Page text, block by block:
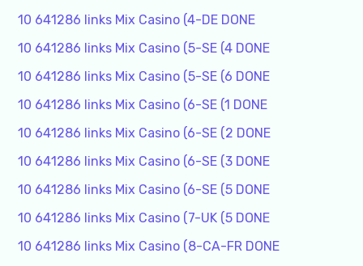
10 641286 links Mix Casino (4-DE DONE
10 641286 links Mix Casino (5-SE (4 DONE
10 641286 links Mix Casino (5-SE (6 DONE
10 641286 links Mix Casino (6-SE (1 DONE
10 641286 links Mix Casino (6-SE (2 DONE
10 641286 links Mix Casino (6-SE (3 DONE
10 641286 links Mix Casino (6-SE (5 DONE
10 641286 links Mix Casino (7-UK (5 DONE
10 641286 links Mix Casino (8-CA-FR DONE